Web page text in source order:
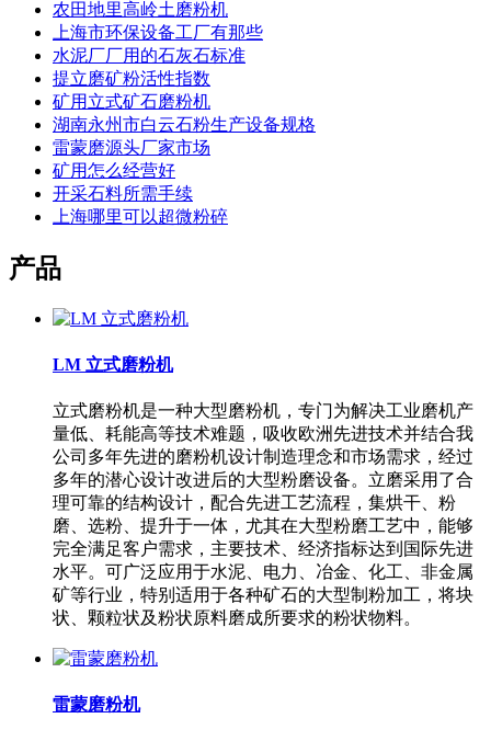
农田地里高岭土磨粉机
上海市环保设备工厂有那些
水泥厂厂用的石灰石标准
提立磨矿粉活性指数
矿用立式矿石磨粉机
湖南永州市白云石粉生产设备规格
雷蒙磨源头厂家市场
矿用怎么经营好
开采石料所需手续
上海哪里可以超微粉碎
产品
LM 立式磨粉机
立式磨粉机是一种大型磨粉机，专门为解决工业磨机产
量低、耗能高等技术难题，吸收欧洲先进技术并结合我
公司多年先进的磨粉机设计制造理念和市场需求，经过
多年的潜心设计改进后的大型粉磨设备。立磨采用了合
理可靠的结构设计，配合先进工艺流程，集烘干、粉
磨、选粉、提升于一体，尤其在大型粉磨工艺中，能够
完全满足客户需求，主要技术、经济指标达到国际先进
水平。可广泛应用于水泥、电力、冶金、化工、非金属
矿等行业，特别适用于各种矿石的大型制粉加工，将块
状、颗粒状及粉状原料磨成所要求的粉状物料。
雷蒙磨粉机